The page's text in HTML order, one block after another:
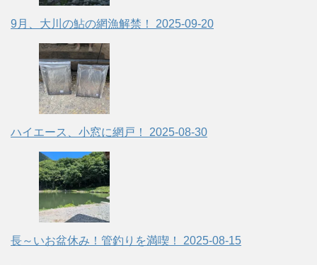
9月、大川の鮎の網漁解禁！ 2025-09-20
ハイエース、小窓に網戸！ 2025-08-30
長～いお盆休み！管釣りを満喫！ 2025-08-15